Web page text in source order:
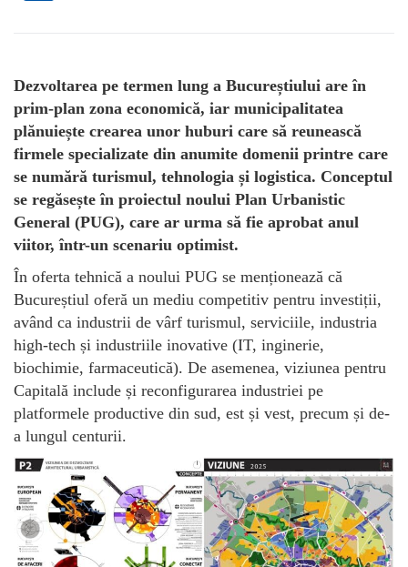
Dezvoltarea pe termen lung a Bucureștiului are în
prim-plan zona economică, iar municipalitatea
plănuiește crearea unor huburi care să reunească
firmele specializate din anumite domenii printre care
se numără turismul, tehnologia și logistica. Conceptul
se regăsește în proiectul noului Plan Urbanistic
General (PUG), care ar urma să fie aprobat anul
viitor, într-un scenariu optimist.
În oferta tehnică a noului PUG se menționează că
Bucureștiul oferă un mediu competitiv pentru investiții,
având ca industrii de vârf turismul, serviciile, industria
high-tech și industriile inovative (IT, inginerie,
biochimie, farmaceutică). De asemenea, viziunea pentru
Capitală include și reconfigurarea industriei pe
platformele productive din sud, est și vest, precum și de-
a lungul centurii.